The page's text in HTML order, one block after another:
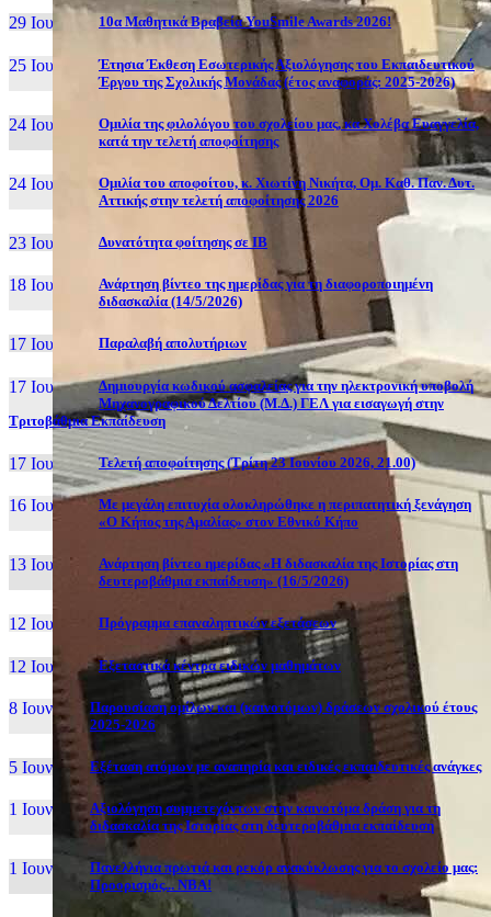
29 Ιουν, 26 10α Μαθητικά Βραβεία YouSmile Awards 2026!
25 Ιουν, 26
Έτησια Έκθεση Εσωτερικής Αξιολόγησης του Εκπαιδευτικού
Έργου της Σχολικής Μονάδας (έτος αναφοράς: 2025-2026)
24 Ιουν, 26
Ομιλία της φιλολόγου του σχολείου μας, κα Χολέβα Ευαγγελία,
κατά την τελετή αποφοίτησης
24 Ιουν, 26
Ομιλία του αποφοίτου, κ. Χιωτίνη Νικήτα, Ομ. Καθ. Παν. Δυτ.
Αττικής στην τελετή αποφοίτησης 2026
23 Ιουν, 26 Δυνατότητα φοίτησης σε ΙΒ
18 Ιουν, 26
Ανάρτηση βίντεο της ημερίδας για τη διαφοροποιημένη
διδασκαλία (14/5/2026)
17 Ιουν, 26 Παραλαβή απολυτήριων
17 Ιουν, 26
Δημιουργία κωδικού ασφαλείας για την ηλεκτρονική υποβολή
Μηχανογραφικού Δελτίου (Μ.Δ.) ΓΕΛ για εισαγωγή στην
Τριτοβάθμια Εκπαίδευση
17 Ιουν, 26 Τελετή αποφοίτησης (Τρίτη 23 Ιουνίου 2026, 21.00)
16 Ιουν, 26
Με μεγάλη επιτυχία ολοκληρώθηκε η περιπατητική ξενάγηση
«Ο Κήπος της Αμαλίας» στον Εθνικό Κήπο
13 Ιουν, 26
Ανάρτηση βίντεο ημερίδας «Η διδασκαλία της Ιστορίας στη
δευτεροβάθμια εκπαίδευση» (16/5/2026)
12 Ιουν, 26 Πρόγραμμα επαναληπτικών εξετάσεων
12 Ιουν, 26 Εξεταστικά κέντρα ειδικών μαθημάτων
8 Ιουν, 26
Παρουσίαση ομίλων και (καινοτόμων) δράσεων σχολικού έτους
2025-2026
5 Ιουν, 26 Εξέταση ατόμων με αναπηρία και ειδικές εκπαιδευτικές ανάγκες
1 Ιουν, 26
Αξιολόγηση συμμετεχόντων στην καινοτόμα δράση για τη
διδασκαλία της Ιστορίας στη δευτεροβάθμια εκπαίδευση
1 Ιουν, 26
Πανελλήνια πρωτιά και ρεκόρ ανακύκλωσης για το σχολείο μας:
Προορισμός... NBA!